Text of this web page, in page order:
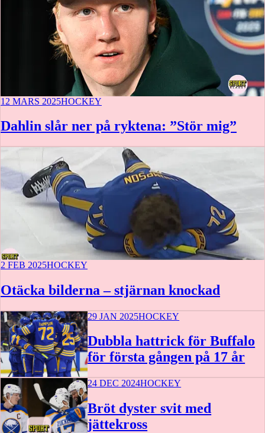
12 MARS 2025HOCKEY
Dahlin slår ner på ryktena: ”Stör mig”
2 FEB 2025HOCKEY
Otäcka bilderna – stjärnan knockad
29 JAN 2025HOCKEY
Dubbla hattrick för Buffalo
för första gången på 17 år
24 DEC 2024HOCKEY
Bröt dyster svit med
jättekross